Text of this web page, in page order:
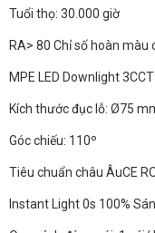
Tuổi thọ: 30.000 giờ
RA> 80 Chỉ số hoàn
MPE LED Downlight
Kích thước đục lỗ: Ø75
Góc chiếu: 110º
Tiêu chuẩn châu ÂuCE
Instant Light 0s 100%